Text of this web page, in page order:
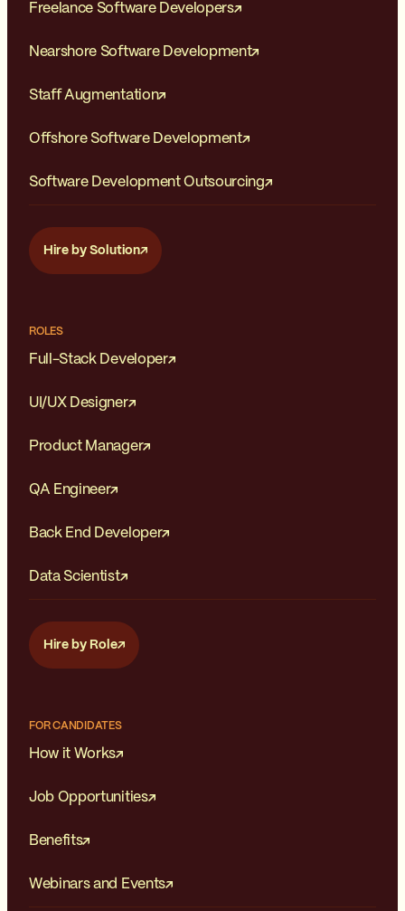
Freelance Software Developers
Nearshore Software Development
Staff Augmentation
Offshore Software Development
Software Development Outsourcing
Hire by Solution
ROLES
Full-Stack Developer
UI/UX Designer
Product Manager
QA Engineer
Back End Developer
Data Scientist
Hire by Role
FOR CANDIDATES
How it Works
Job Opportunities
Benefits
Webinars and Events